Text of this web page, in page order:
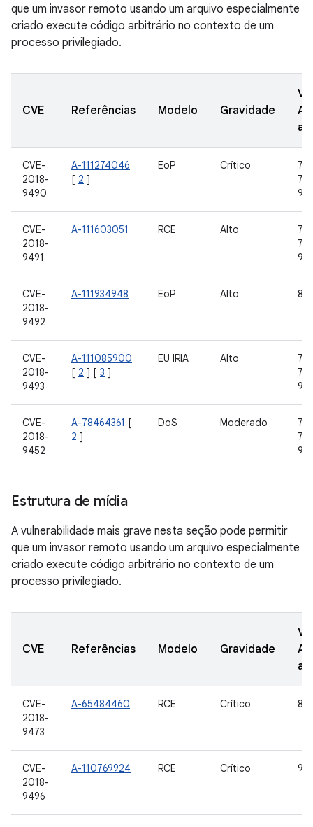
que um invasor remoto usando um arquivo especialmente
criado execute código arbitrário no contexto de um
processo privilegiado.
CVE Referências Modelo Gravidade
CVE-
2018-
9490
A-111274046
[ 2 ]
EoP Crítico
9
CVE-
2018-
9491
A-111603051 RCE Alto
9
CVE-
2018-
9492
A-111934948 EoP Alto
CVE-
2018-
9493
A-111085900
[ 2 ] [ 3 ]
EU IRIA Alto
9
CVE-
2018-
9452
A-78464361 [
2 ]
DoS Moderado
9
Estrutura de mídia
A vulnerabilidade mais grave nesta seção pode permitir
que um invasor remoto usando um arquivo especialmente
criado execute código arbitrário no contexto de um
processo privilegiado.
CVE Referências Modelo Gravidade
CVE-
2018-
9473
A-65484460 RCE Crítico 8,0
CVE-
2018-
9496
A-110769924 RCE Crítico 9